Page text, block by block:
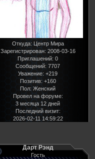
Откуда:Центр Мира
Зарегистрирован: 2008-03-16
Приглашений: 0
Сообщений: 7707
Уважение: +219
Позитив: +160
Пол:Женский
Провел на форуме:
3 месяца 12 дней
Последний визит:
2026-02-11 14:59:22
Дарт Рэнд
Гость